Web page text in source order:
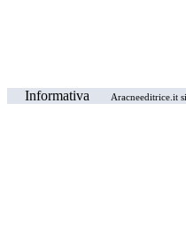
Informativa
Aracneeditrice.it